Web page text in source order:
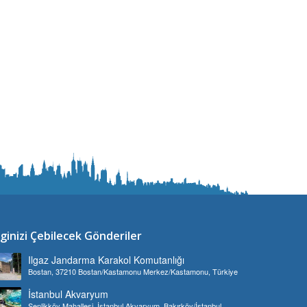
Çebilecek Gönderiler
Ilgaz Jandarma Karakol Komutanlığı
Bostan, 37210 Bostan/Kastamonu Merkez/Kastamonu, Türkiye
İstanbul Akvaryum